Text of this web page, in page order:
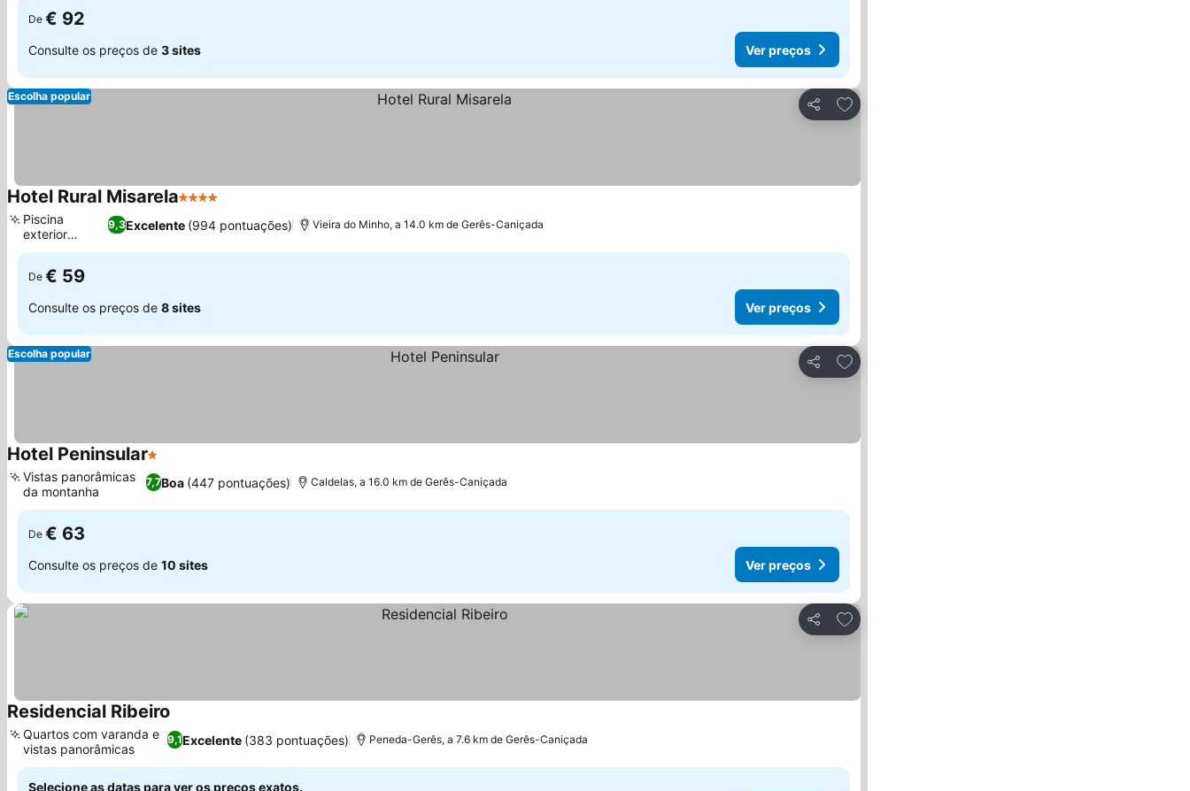
De € 92
Consulte os preços de 3 sites Ver preços
Partilhar
Adicionar aos favoritos
Escolha popular
Hotel Rural Misarela4 Estrelas
9,3Excelente (994 pontuações)
Piscina
exterior
sazonal
Vieira do Minho, a 14.0 km de Gerês-Caniçada
De € 59
Consulte os preços de 8 sites Ver preços
Partilhar
Adicionar aos favoritos
Escolha popular
Hotel Peninsular1 Estrelas
7,7Boa (447 pontuações)
Vistas panorâmicas
da montanha
Caldelas, a 16.0 km de Gerês-Caniçada
De € 63
Consulte os preços de 10 sites Ver preços
Partilhar
Adicionar aos favoritos
Residencial Ribeiro
9,1Excelente (383 pontuações)
Quartos com varanda e
vistas panorâmicas
Peneda-Gerês, a 7.6 km de Gerês-Caniçada
Selecione as datas para ver os preços exatos.